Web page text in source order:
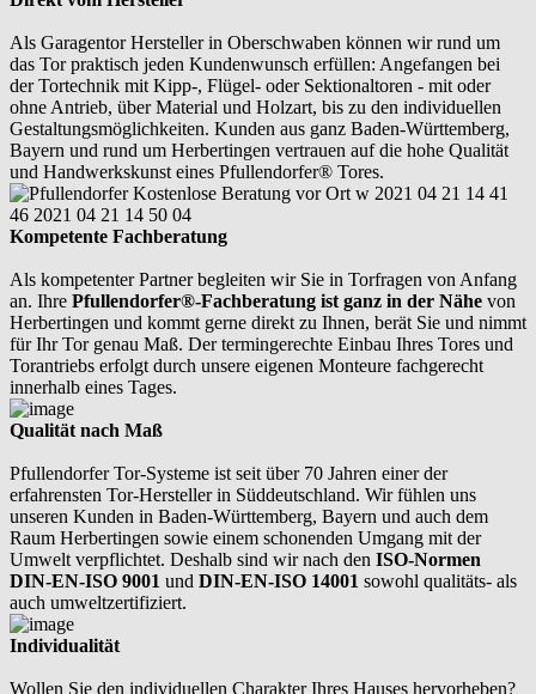
Als Garagentor Hersteller in Oberschwaben können wir rund um
das Tor praktisch jeden Kundenwunsch erfüllen: Angefangen bei
der Tortechnik mit Kipp-, Flügel- oder Sektionaltoren - mit oder
ohne Antrieb, über Material und Holzart, bis zu den individuellen
Gestaltungsmöglichkeiten. Kunden aus ganz Baden-Württemberg,
Bayern und rund um Herbertingen vertrauen auf die hohe Qualität
und Handwerkskunst eines Pfullendorfer® Tores.
Kompetente Fachberatung
Als kompetenter Partner begleiten wir Sie in Torfragen von Anfang
an. Ihre Pfullendorfer®-Fachberatung ist ganz in der Nähe von
Herbertingen und kommt gerne direkt zu Ihnen, berät Sie und nimmt
für Ihr Tor genau Maß. Der termingerechte Einbau Ihres Tores und
Torantriebs erfolgt durch unsere eigenen Monteure fachgerecht
innerhalb eines Tages.
Qualität nach Maß
Pfullendorfer Tor-Systeme ist seit über 70 Jahren einer der
erfahrensten Tor-Hersteller in Süddeutschland. Wir fühlen uns
unseren Kunden in Baden-Württemberg, Bayern und auch dem
Raum Herbertingen sowie einem schonenden Umgang mit der
Umwelt verpflichtet. Deshalb sind wir nach den ISO-Normen
DIN-EN-ISO 9001 und DIN-EN-ISO 14001 sowohl qualitäts- als
auch umweltzertifiziert.
Individualität
Wollen Sie den individuellen Charakter Ihres Hauses hervorheben?